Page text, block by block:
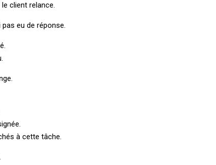
client relance.
pas eu de réponse.
à cette tâche.